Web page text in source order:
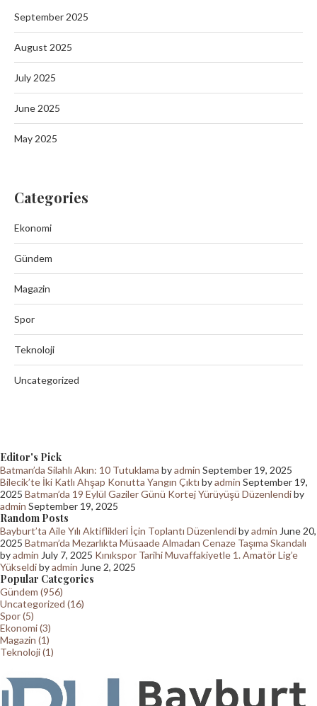
September 2025
August 2025
July 2025
June 2025
May 2025
Categories
Ekonomi
Gündem
Magazin
Spor
Teknoloji
Uncategorized
Editor's Pick
Batman’da Silahlı Akın: 10 Tutuklama byadmin September 19, 2025
Bilecik’te İki Katlı Ahşap Konutta Yangın Çıktı byadmin September 19,
2025 Batman’da 19 Eylül Gaziler Günü Kortej Yürüyüşü Düzenlendiby
admin September 19, 2025
Random Posts
Bayburt’ta Aile Yılı Aktiflikleri İçin Toplantı Düzenlendibyadmin June 20,
2025 Batman’da Mezarlıkta Müsaade Almadan Cenaze Taşıma Skandalı
byadmin July 7, 2025 Kınıkspor Tarihi Muvaffakiyetle 1. Amatör Lig’e
Yükseldibyadmin June 2, 2025
Popular Categories
Gündem (956)
Uncategorized (16)
Spor (5)
Ekonomi (3)
Magazin (1)
Teknoloji (1)